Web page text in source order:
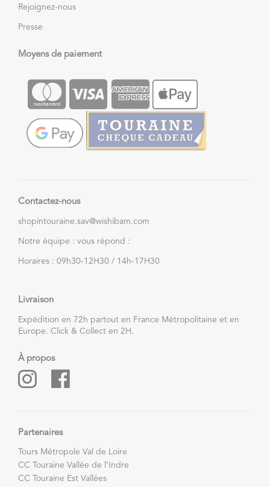
Rejoignez-nous
Presse
Moyens de paiement
Contactez-nous
shopintouraine.sav@wishibam.com
Notre équipe : vous répond :
Horaires : 09h30-12H30 / 14h-17H30
Livraison
Expédition en 72h partout en France Métropolitaine et en
Europe. Click & Collect en 2H.
À propos
Partenaires
Tours Métropole Val de Loire
CC Touraine Vallée de l’Indre
CC Touraine Est Vallées